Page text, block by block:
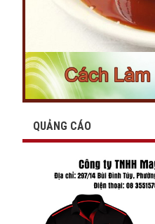
QUẢNG CÁO